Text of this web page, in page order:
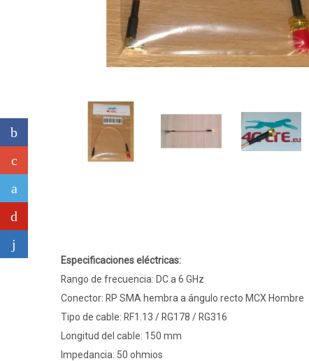
Especificaciones eléctricas:
Rango de frecuencia: DC a 6 GHz
Conector: RP SMA hembra a ángulo recto MCX Hombre
Tipo de cable: RF1.13 / RG178 / RG316
Longitud del cable: 150 mm
Impedancia: 50 ohmios